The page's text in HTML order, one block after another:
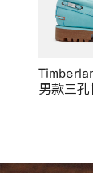
男款三孔